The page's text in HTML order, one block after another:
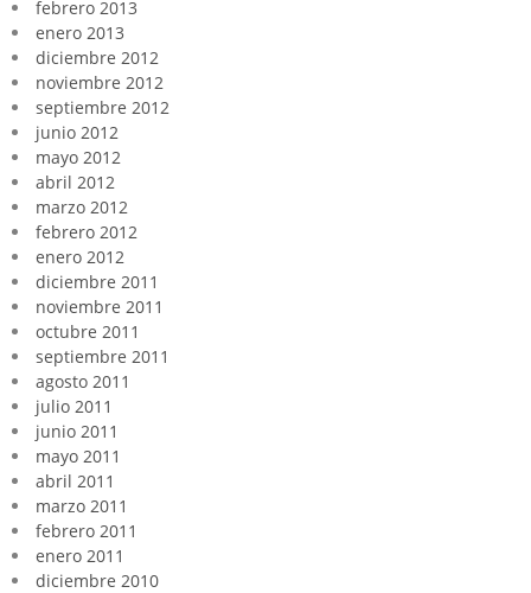
febrero 2013
enero 2013
diciembre 2012
noviembre 2012
septiembre 2012
junio 2012
mayo 2012
abril 2012
marzo 2012
febrero 2012
enero 2012
diciembre 2011
noviembre 2011
octubre 2011
septiembre 2011
agosto 2011
julio 2011
junio 2011
mayo 2011
abril 2011
marzo 2011
febrero 2011
enero 2011
diciembre 2010